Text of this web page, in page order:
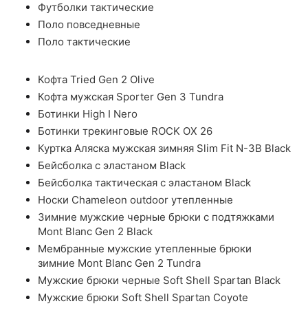
Футболки тактические
Поло повседневные
Поло тактические
Кофта Tried Gen 2 Olive
Кофта мужская Sporter Gen 3 Tundra
Ботинки High I Nero
Ботинки трекинговые ROCK OX 26
Куртка Аляска мужская зимняя Slim Fit N-3B Black
Бейсболка с эластаном Black
Бейсболка тактическая с эластаном Black
Носки Chameleon outdoor утепленные
Зимние мужские черные брюки с подтяжками
Mont Blanc Gen 2 Black
Мембранные мужские утепленные брюки
зимние Mont Blanc Gen 2 Tundra
Мужские брюки черные Soft Shell Spartan Black
Мужские брюки Soft Shell Spartan Coyote